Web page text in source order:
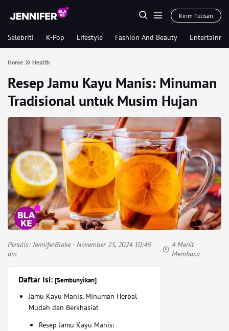
Kirim Tulisan
Selebriti K-Pop Lifestyle Fashion And Beauty
Home Health
Resep Jamu Kayu Manis: Minuman
Tradisional untuk Musim Hujan
Penulis:JenniferBlake- November 25, 2024 10:46
am
4 Menit
Membaca
Daftar Isi: [Sembunyikan]
Jamu Kayu Manis, Minuman Herbal
Mudah dan Berkhasiat
Resep Jamu Kayu Manis: